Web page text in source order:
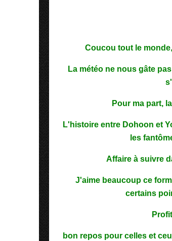
Coucou tout le
La météo ne nous gâte
Pour ma part,
L'histoire entre Dohoon et
les
Affaire à suivre
J'aime beaucoup ce
certains
bon repos pour celles et